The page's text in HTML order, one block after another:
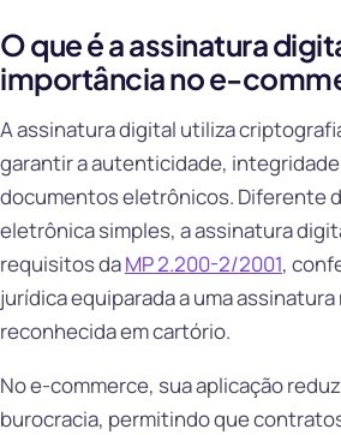
O que é a assinatura
importância no e-
A assinatura digital utiliza
garantir a autenticidade,
documentos eletrônicos. Diferente
eletrônica simples, a assinatura
requisitos daMP 2.200-2/2001,
jurídica equiparada a uma
reconhecida em cartório.
No e-commerce, sua aplicação
burocracia, permitindo que